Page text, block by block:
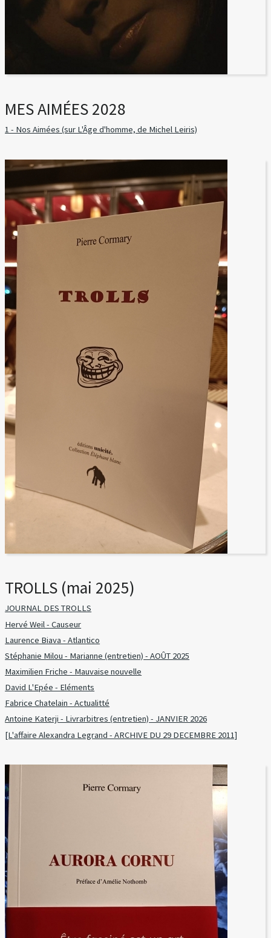
MES AIMÉES 2028
1 - Nos Aimées (sur L'Âge d'homme, de Michel Leiris)
TROLLS (mai 2025)
JOURNAL DES TROLLS
Hervé Weil - Causeur
Laurence Biava - Atlantico
Stéphanie Milou - Marianne (entretien) - AOÛT 2025
Maximilien Friche - Mauvaise nouvelle
David L'Epée - Eléments
Fabrice Chatelain - Actualitté
Antoine Katerji - Livrarbitres (entretien) - JANVIER 2026
[L'affaire Alexandra Legrand - ARCHIVE DU 29 DECEMBRE 2011]